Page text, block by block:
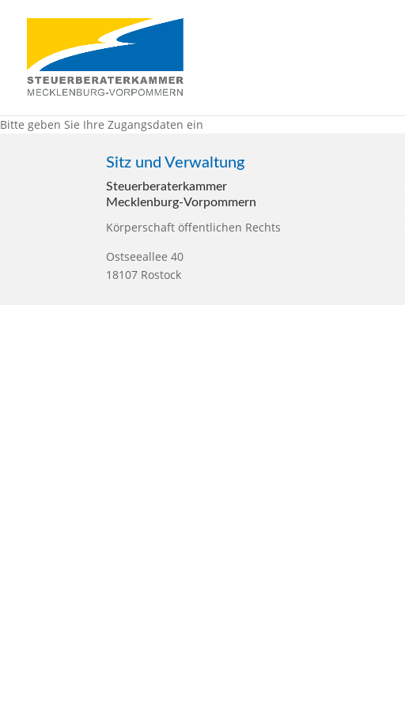
Bitte geben Sie Ihre Zugangsdaten ein
Sitz und Verwaltung
Steuerberater­kammer
Mecklenburg-Vorpommern
Körperschaft öffentlichen Rechts
Ostseeallee 40
18107 Rostock